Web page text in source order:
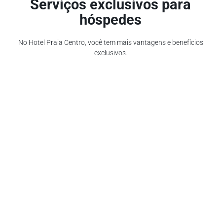
Serviços exclusivos para
hóspedes
No Hotel Praia Centro, você tem mais vantagens e benefícios
exclusivos.